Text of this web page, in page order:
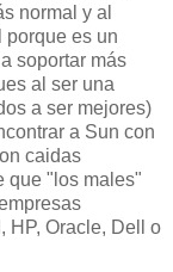
normal y al
porque es un
soportar más
al ser una
a ser mejores)
a Sun con
caidas
que "los males"
HP, Oracle, Dell o